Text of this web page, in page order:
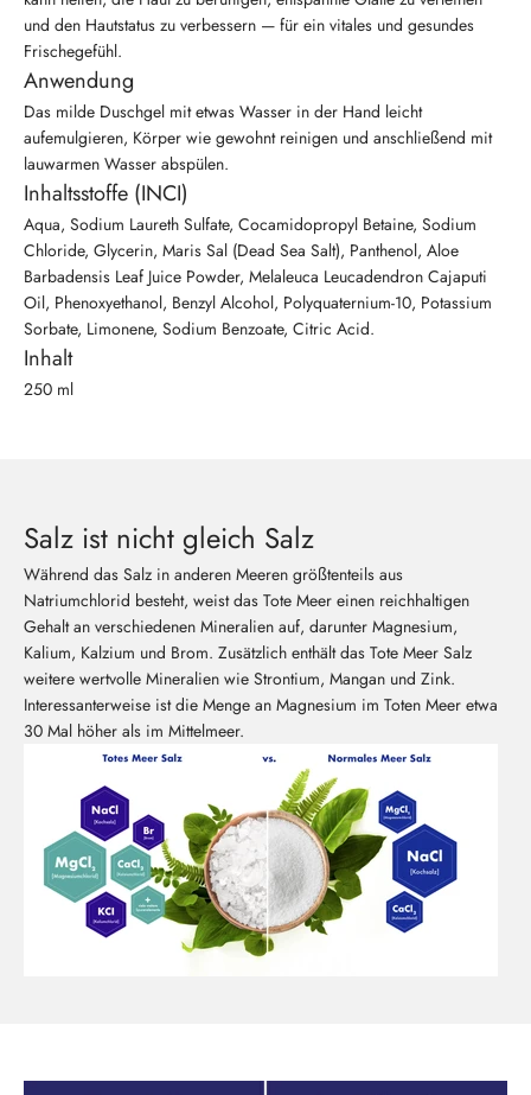
und den Hautstatus zu verbessern — für ein vitales und gesundes
Frischegefühl.
Anwendung
Das milde Duschgel mit etwas Wasser in der Hand leicht
aufemulgieren, Körper wie gewohnt reinigen und anschließend mit
lauwarmen Wasser abspülen.
Inhaltsstoffe (INCI)
Aqua, Sodium Laureth Sulfate, Cocamidopropyl Betaine, Sodium
Chloride, Glycerin, Maris Sal (Dead Sea Salt), Panthenol, Aloe
Barbadensis Leaf Juice Powder, Melaleuca Leucadendron Cajaputi
Oil, Phenoxyethanol, Benzyl Alcohol, Polyquaternium-10, Potassium
Sorbate, Limonene, Sodium Benzoate, Citric Acid.
Inhalt
250 ml
Salz ist nicht gleich Salz
Während das Salz in anderen Meeren größtenteils aus
Natriumchlorid besteht, weist das Tote Meer einen reichhaltigen
Gehalt an verschiedenen Mineralien auf, darunter Magnesium,
Kalium, Kalzium und Brom. Zusätzlich enthält das Tote Meer Salz
weitere wertvolle Mineralien wie Strontium, Mangan und Zink.
Interessanterweise ist die Menge an Magnesium im Toten Meer etwa
30 Mal höher als im Mittelmeer.